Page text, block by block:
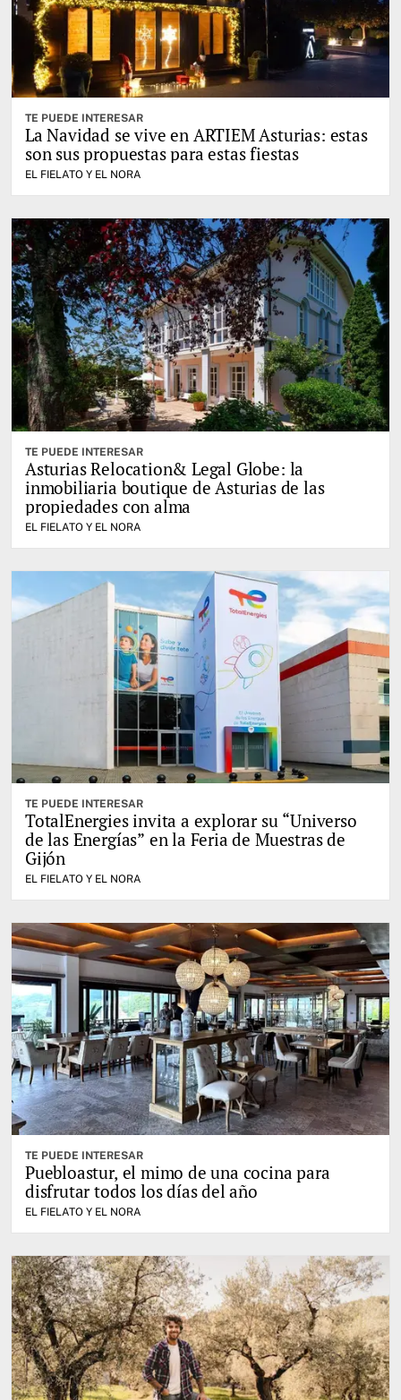
TE PUEDE INTERESAR
La Navidad se vive en ARTIEM Asturias: estas
son sus propuestas para estas fiestas
EL FIELATO Y EL NORA
TE PUEDE INTERESAR
Asturias Relocation& Legal Globe: la
inmobiliaria boutique de Asturias de las
propiedades con alma
EL FIELATO Y EL NORA
TE PUEDE INTERESAR
TotalEnergies invita a explorar su “Universo
de las Energías” en la Feria de Muestras de
Gijón
EL FIELATO Y EL NORA
TE PUEDE INTERESAR
Puebloastur, el mimo de una cocina para
disfrutar todos los días del año
EL FIELATO Y EL NORA